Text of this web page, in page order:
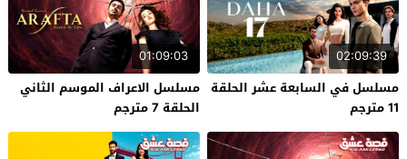
02:09:39
مسلسل في السابعة عشر الحلقة
11 مترجم
01:09:03
مسلسل الاعراف الموسم الثاني
الحلقة 7 مترجم